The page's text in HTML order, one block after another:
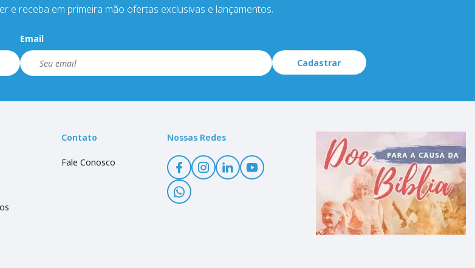
e receba em primeira mão ofertas exclusivas e lançamentos.
Email
Cadastrar
Contato
Fale Conosco
Nossas Redes